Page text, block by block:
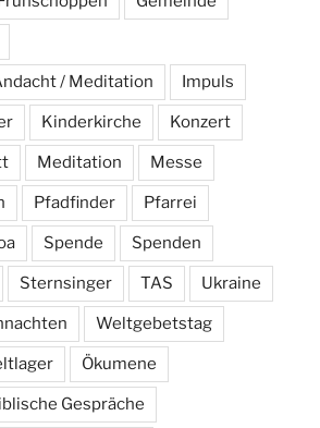
/ Meditation Impuls
Kinderkirche Konzert
Meditation Messe
Pfadfinder Pfarrei
Spende Spenden
Sternsinger TAS Ukraine
Weltgebetstag
Ökumene
Gespräche